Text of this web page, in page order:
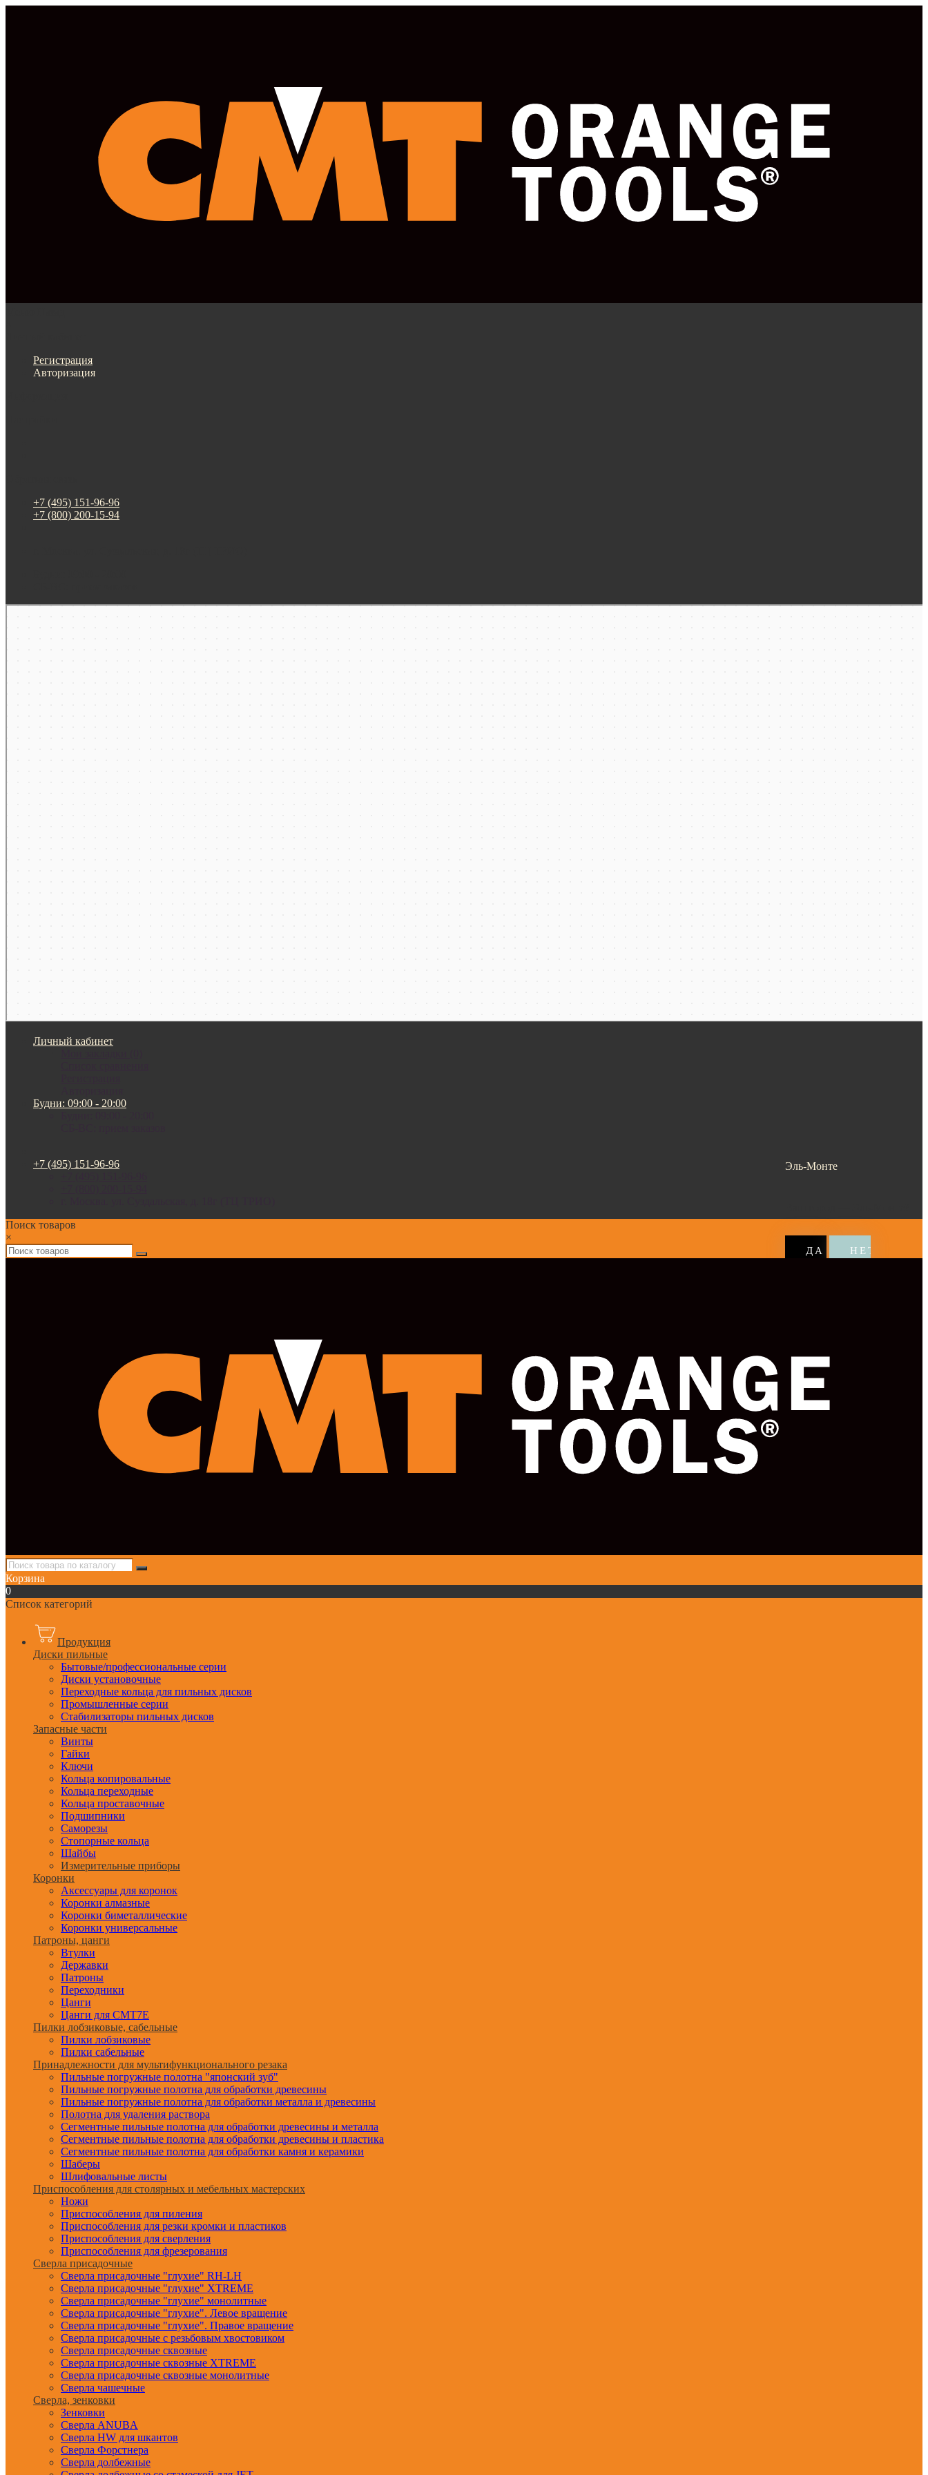
Регистрация
Авторизация
+7 (495) 151-96-96
+7 (800) 200-15-94
Москва
Личный кабинет
Будни: 09:00 - 20:00
Эль-Монте
+7 (495) 151-96-96
Поиск товаров
×
Корзина
0
Список категорий
Продукция
Диски пильные
Бытовые/профессиональные серии
Диски установочные
Переходные кольца для пильных дисков
Промышленные серии
Стабилизаторы пильных дисков
Запасные части
Винты
Гайки
Ключи
Кольца копировальные
Кольца переходные
Кольца проставочные
Подшипники
Саморезы
Стопорные кольца
Шайбы
Измерительные приборы
Коронки
Аксессуары для коронок
Коронки алмазные
Коронки биметаллические
Коронки универсальные
Патроны, цанги
Втулки
Державки
Патроны
Переходники
Цанги
Цанги для CMT7E
Пилки лобзиковые, сабельные
Пилки лобзиковые
Пилки сабельные
Принадлежности для мультифункционального резака
Пильные погружные полотна "японский зуб"
Пильные погружные полотна для обработки древесины
Пильные погружные полотна для обработки металла и древесины
Полотна для удаления раствора
Сегментные пильные полотна для обработки древесины и металла
Сегментные пильные полотна для обработки древесины и пластика
Сегментные пильные полотна для обработки камня и керамики
Шаберы
Шлифовальные листы
Приспособления для столярных и мебельных мастерских
Ножи
Приспособления для пиления
Приспособления для резки кромки и пластиков
Приспособления для сверления
Приспособления для фрезерования
Сверла присадочные
Сверла присадочные "глухие" RH-LH
Сверла присадочные "глухие" XTREME
Сверла присадочные "глухие" монолитные
Сверла присадочные "глухие". Левое вращение
Сверла присадочные "глухие". Правое вращение
Сверла присадочные с резьбовым хвостовиком
Сверла присадочные сквозные
Сверла присадочные сквозные XTREME
Сверла присадочные сквозные монолитные
Сверла чашечные
Сверла, зенковки
Зенковки
Сверла ANUBA
Сверла HW для шкантов
Сверла Форстнера
Сверла долбежные